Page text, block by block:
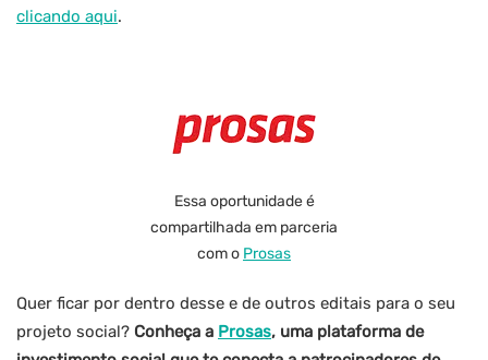
clicando aqui.
Essa oportunidade é
compartilhada em parceria
com o Prosas
Quer ficar por dentro desse e de outros editais para o seu
projeto social? Conheça a Prosas, uma plataforma de